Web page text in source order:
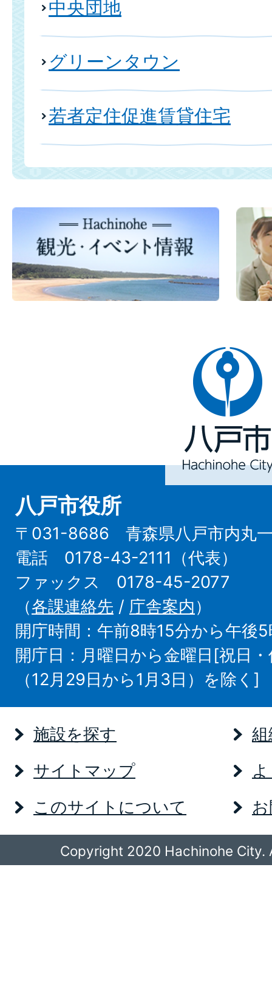
中央団地
グリーンタウン
若者定住促進賃貸住宅
八
戸
Hachinohe
City
八戸市役所
〒031-8686 青森県八戸市内丸一
電話 0178-43-2111（代表）
ファックス 0178-45-2077
（各課連絡先 / 庁舎案内）
開庁時間：午前8時15分から午後
開庁日：月曜日から金曜日[祝日
（12月29日から1月3日）を除く]
施設を探す
サイトマップ
このサイトについて
Copyright 2020 Hachinohe City.